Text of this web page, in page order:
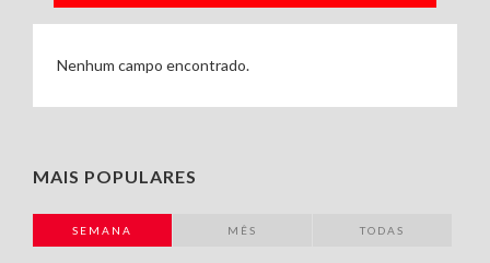
Nenhum campo encontrado.
MAIS POPULARES
SEMANA MÊS TODAS